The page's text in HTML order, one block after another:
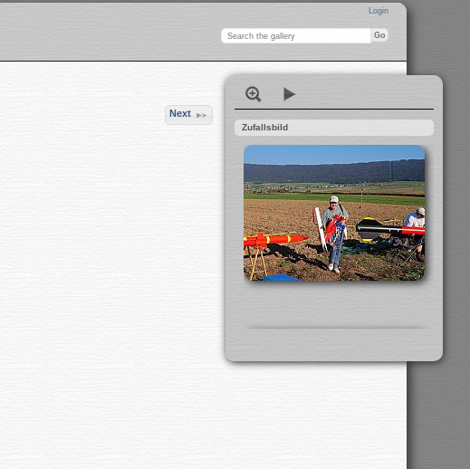
Login
Next
Zufallsbild